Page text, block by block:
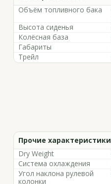
Объём топливного бака
Высота сиденья
Колёсная база
Габариты
Трейл
Прочие характеристики
Dry Weight
Система охлаждения
Угол наклона рулевой
колонки